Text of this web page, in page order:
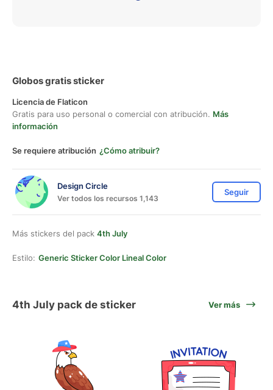
Globos gratis sticker
Licencia de Flaticon
Gratis para uso personal o comercial con atribución. Más
información
Se requiere atribución ¿Cómo atribuir?
Design Circle
Ver todos los recursos 1,143
Seguir
Más stickers del pack 4th July
Estilo: Generic Sticker Color Lineal Color
4th July pack de sticker Ver más